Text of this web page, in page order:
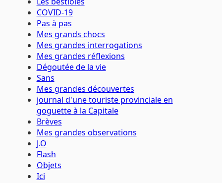
COVID-19
Pas à pas
Mes grands chocs
Mes grandes interrogations
Mes grandes réflexions
Dégoutée de la vie
Sans
Mes grandes découvertes
journal d'une touriste provinciale en
goguette à la Capitale
Brèves
Mes grandes observations
J.O
Flash
Objets
Ici